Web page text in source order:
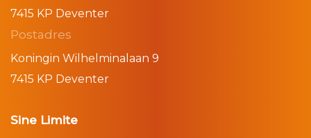
7415 KP Deventer
Postadres
Koningin Wilhelminalaan 9
7415 KP Deventer
Sine Limite